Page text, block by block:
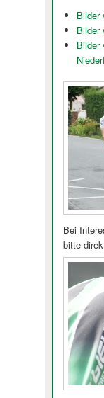
Bilder
Bilder
Bilder
Bei
bitte